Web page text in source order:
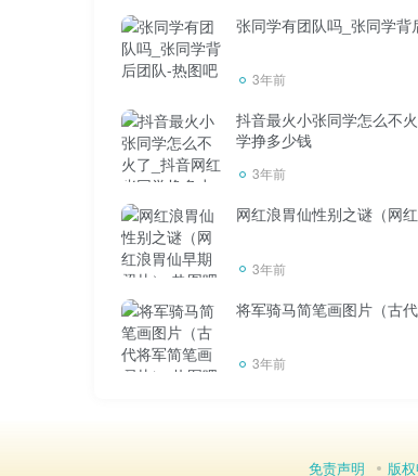
张同学有团队吗_张同学背
3年前
抖音最火小张同学怎么不
学挣多少钱
3年前
网红浪胃仙性别之谜（网
3年前
将军骑马简笔画图片（古
3年前
免责声明 版